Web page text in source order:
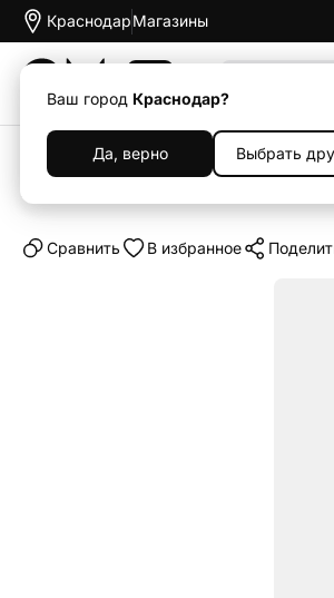
Краснодар
Ваш город Краснодар?
Да, верно Выбрать
Магазины
Каталог Аксессуары
Клип-кейс (накладка)
Cравнить В избранное